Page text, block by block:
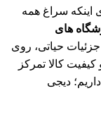
اینکه سراغ همه
های
حیاتی، روی
کالا تمرکز
دیجی